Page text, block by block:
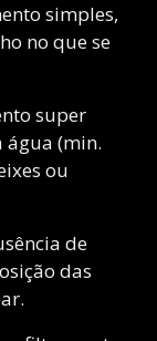
simples,
no que se
super
água (min.
ou
de
das